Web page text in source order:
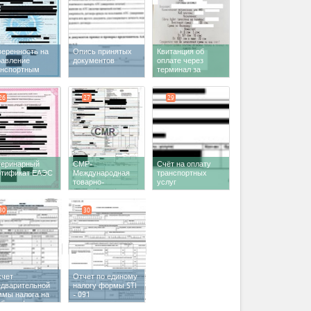
на
Опись принятых
документов
Квитанция об
оплате через
терминал за
разрешение на
въезд и выезд
ЕАЭС
СМР-
Международная
товарно-
транспортная
накладная
27
Счёт на оплату
транспортных
услуг
29
налога на
формы
Отчет по единому
налогу формы STI
- 091
30